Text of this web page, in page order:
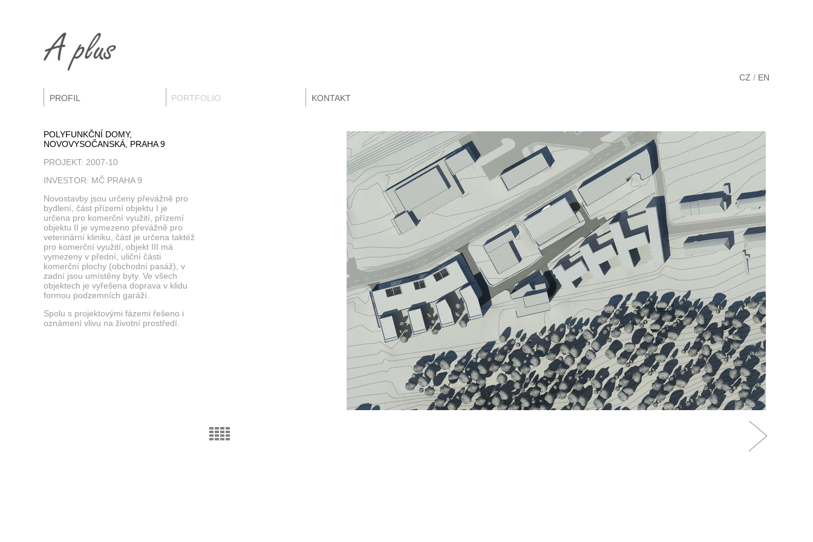
CZ / EN
PROFIL PORTFOLIO KONTAKT
POLYFUNKČNÍ DOMY,
NOVOVYSOČANSKÁ, PRAHA 9
PROJEKT: 2007-10
INVESTOR: MČ PRAHA 9
Novostavby jsou určeny převážně pro
bydlení, část přízemí objektu I je
určena pro komerční využití, přízemí
objektu II je vymezeno převážně pro
veterinární kliniku, část je určena taktéž
pro komerční využití, objekt III má
vymezeny v přední, uliční části
komerční plochy (obchodní pasáž), v
zadní jsou umístěny byty. Ve všech
objektech je vyřešena doprava v klidu
formou podzemních garáží.
Spolu s projektovými fázemi řešeno i
oznámení vlivu na životní prostředí.